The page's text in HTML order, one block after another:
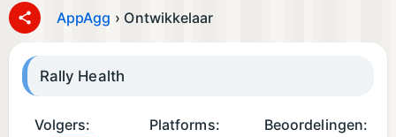
AppAgg › Ontwikkelaar
Rally Health
Volgers:
Platforms:
Beoordelingen: